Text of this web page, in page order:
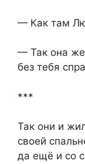
— Как там
— Так она же
без тебя
***
Так они и
своей
да ещё и со